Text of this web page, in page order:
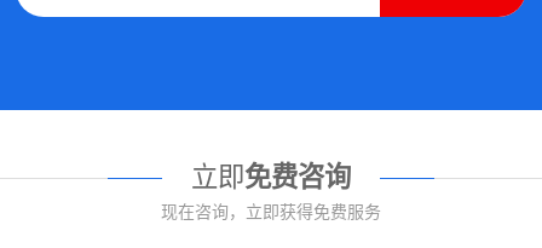
立即免费咨询
现在咨询，立即获得免费服务